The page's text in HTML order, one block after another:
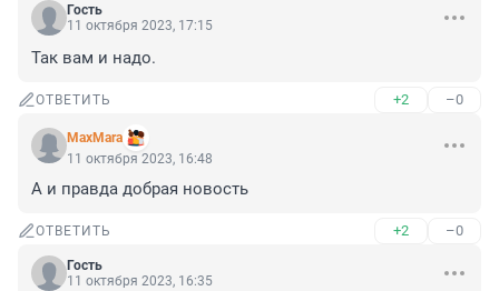
Гость
11 октября 2023, 17:15
Так вам и надо.
ОТВЕТИТЬ +2 –0
MaxMara
11 октября 2023, 16:48
А и правда добрая новость
ОТВЕТИТЬ +2 –0
Гость
11 октября 2023, 16:35